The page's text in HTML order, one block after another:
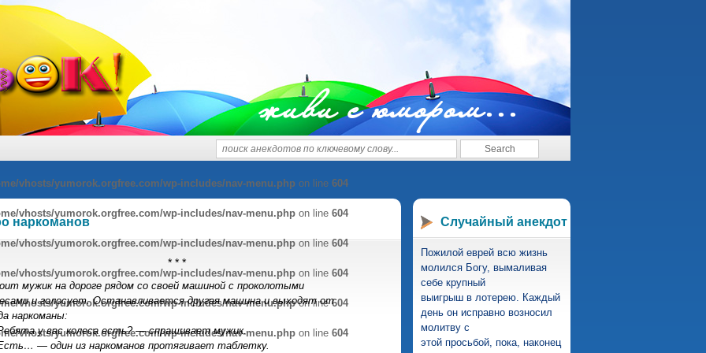
живи с юмором...
vhosts/yumorok.orgfree.com/wp-includes/nav-menu.php on line 604
vhosts/yumorok.orgfree.com/wp-includes/nav-menu.php on line 604
vhosts/yumorok.orgfree.com/wp-includes/nav-menu.phpon line604
vhosts/yumorok.orgfree.com/wp-includes/nav-menu.php on line 604
vhosts/yumorok.orgfree.com/wp-includes/nav-menu.phpon line604
vhosts/yumorok.orgfree.com/wp-includes/nav-menu.php on line 604
Случайный анекдот
Пожилой еврей всю жизнь
молился Богу, вымаливая
себе крупный
выигрыш в лотерею. Каждый
день он исправно возносил
молитву с
этой просьбой, пока, наконец
наркоманов
* * *
мужик на дороге рядом со своей машиной с проколотыми
и голосует. Останавливается другая машина и выходят от
наркоманы:
у вас колеса есть? — спрашивает мужик.
— один из наркоманов протягивает таблетку.